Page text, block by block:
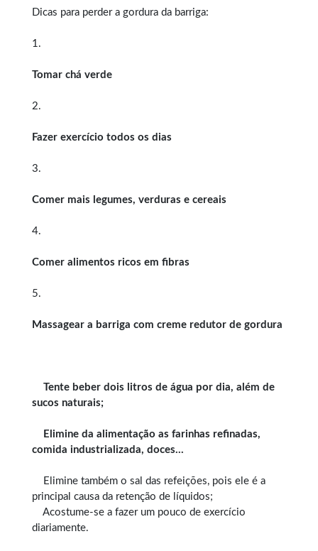
Dicas para perder a gordura da barriga:
1.
Tomar chá verde
2.
Fazer exercício todos os dias
3.
Comer mais legumes, verduras e cereais
4.
Comer alimentos ricos em fibras
5.
Massagear a barriga com creme redutor de gordura
Tente beber dois litros de água por dia, além de
sucos naturais;
Elimine da alimentação as farinhas refinadas,
comida industrializada, doces…
Elimine também o sal das refeições, pois ele é a
principal causa da retenção de líquidos;
Acostume-se a fazer um pouco de exercício
diariamente.